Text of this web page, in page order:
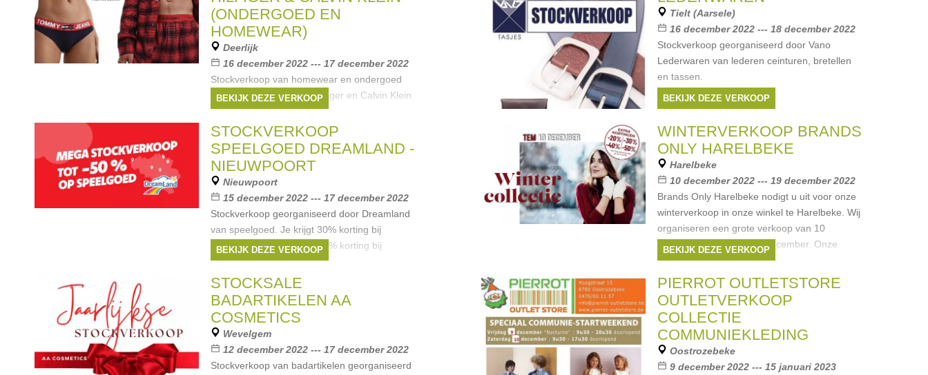
(ONDERGOED EN
HOMEWEAR)
Deerlijk
16 december 2022 --- 17 december 2022
Stockverkoop van homewear en ondergoed
van de merken Tommy Hilfiger en Calvin Klein
aan kortingen tussen -30% en -50%. *Noot:
Gesloten tussen 12u en 14u
Merken:Calvin Klein,Tommy Hilfiger
BEKIJK DEZE VERKOOP
Tielt (Aarsele)
16 december 2022 --- 18 december 2022
Stockverkoop georganiseerd door Vano
Lederwaren van lederen ceinturen, bretellen
en tassen.
BEKIJK DEZE VERKOOP
STOCKVERKOOP
SPEELGOED DREAMLAND -
NIEUWPOORT
Nieuwpoort
15 december 2022 --- 17 december 2022
Stockverkoop georganiseerd door Dreamland
van speelgoed. Je krijgt 30% korting bij
aankoop van 2 stuks en 50% korting bij
aankoop van 5 stuks. De verkoop gaat door op
5 locaties: Geel, Helchteren, Jambes,
BEKIJK DEZE VERKOOP
WINTERVERKOOP BRANDS
ONLY HARELBEKE
Harelbeke
10 december 2022 --- 19 december 2022
Brands Only Harelbeke nodigt u uit voor onze
winterverkoop in onze winkel te Harelbeke. Wij
organiseren een grote verkoop van 10
december tot en met 19 december. Onze
winkel heeft 1100m² aan
Merken:Ralph Lauren,Guess ,Armani
Hugo Boss, Roberto Cavalli , ...
BEKIJK DEZE VERKOOP
STOCKSALE
BADARTIKELEN AA
COSMETICS
Wevelgem
12 december 2022 --- 17 december 2022
Stockverkoop van badartikelen georganiseerd
PIERROT OUTLETSTORE
OUTLETVERKOOP
COLLECTIE
COMMUNIEKLEDING
Oostrozebeke
9 december 2022 --- 15 januari 2023